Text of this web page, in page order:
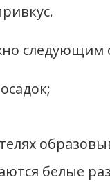
следующим
белые